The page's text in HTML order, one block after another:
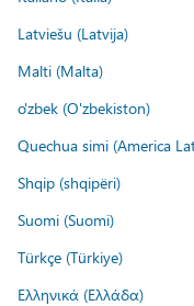
Latviešu (Latvija)
Malti (Malta)
o'zbek (O'zbekiston)
Quechua simi (America
Shqip (shqipëri)
Suomi (Suomi)
Türkçe (Türkiye)
Ελληνικά (Ελλάδα)